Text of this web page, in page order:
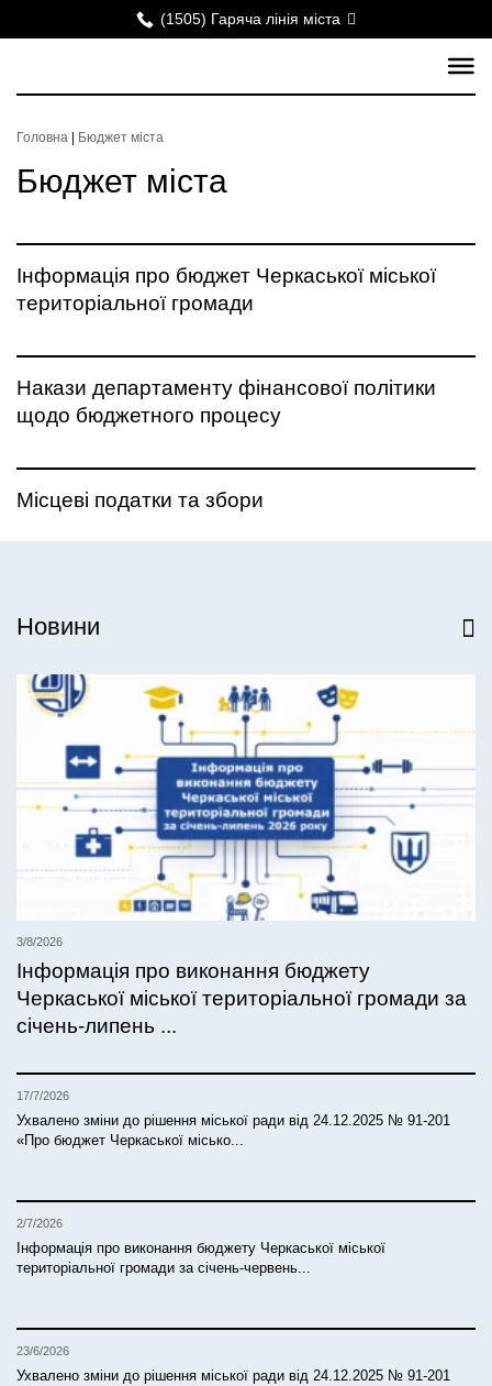
(1505) Гаряча лінія міста
Головна Бюджет міста
Бюджет міста
Інформація про бюджет Черкаської міської
територіальної громади
Накази департаменту фінансової політики
щодо бюджетного процесу
Місцеві податки та збори
Новини
3/8/2026
Інформація про виконання бюджету
Черкаської міської територіальної громади за
січень-липень ...
17/7/2026
Ухвалено зміни до рішення міської ради від 24.12.2025 № 91-201
«Про бюджет Черкаської місько...
2/7/2026
Інформація про виконання бюджету Черкаської міської
територіальної громади за січень-червень...
23/6/2026
Ухвалено зміни до рішення міської ради від 24.12.2025 № 91-201